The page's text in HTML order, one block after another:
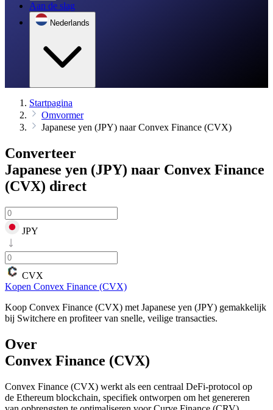
Aan de slag
Nederlands
Startpagina
Omvormer
Japanese yen (JPY) naar Convex Finance (CVX)
Converteer
Japanese yen (JPY) naar Convex Finance
(CVX) direct
JPY
CVX
Kopen Convex Finance (CVX)
Koop Convex Finance (CVX) met Japanese yen (JPY) gemakkelijk
bij Switchere en profiteer van snelle, veilige transacties.
Over
Convex Finance (CVX)
Convex Finance (CVX) werkt als een centraal DeFi-protocol op
de Ethereum blockchain, specifiek ontworpen om het genereren